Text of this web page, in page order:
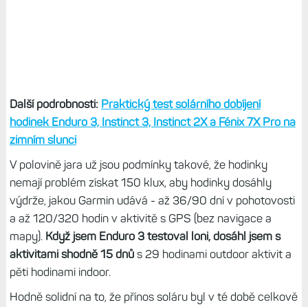
Další podrobnosti: Praktický test solárního dobíjení
hodinek Enduro 3, Instinct 3, Instinct 2X a Fénix 7X Pro na
zimním slunci
V polovině jara už jsou podmínky takové, že hodinky
nemají problém získat 150 klux, aby hodinky dosáhly
výdrže, jakou Garmin udává - až 36/90 dní v pohotovosti
a až 120/320 hodin v aktivitě s GPS (bez navigace a
mapy). Když jsem Enduro 3 testoval loni, dosáhl jsem s
aktivitami shodně 15 dnůs 29 hodinami outdoor aktivit a
pěti hodinami indoor.
Hodně solidní na to, že přínos soláru byl v té době celkově